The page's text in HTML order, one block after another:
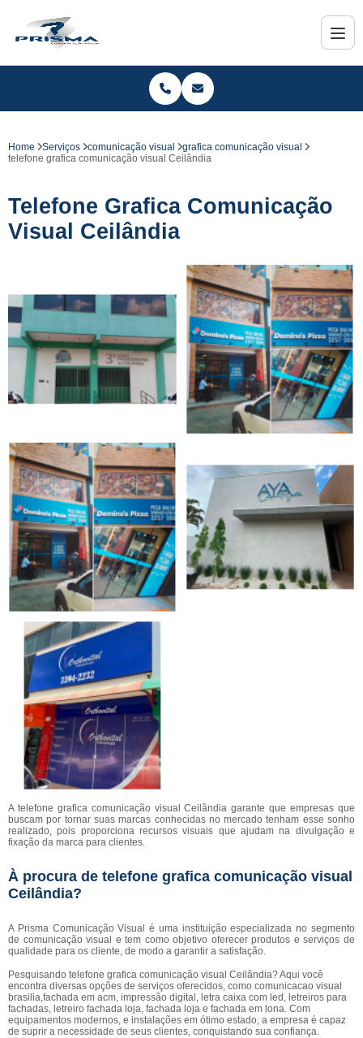
Home Serviços comunicação visual
grafica comunicação visual
telefone grafica comunicação visual Ceilândia
Telefone Grafica Comunicação
Visual Ceilândia
A telefone grafica comunicação visual Ceilândia garante que empresas que
buscam por tornar suas marcas conhecidas no mercado tenham esse sonho
realizado, pois proporciona recursos visuais que ajudam na divulgação e
fixação da marca para clientes.
À procura de telefone grafica comunicação visual
Ceilândia?
A Prisma Comunicação Visual é uma instituição especializada no segmento
de comunicação visual e tem como objetivo oferecer produtos e serviços de
qualidade para os cliente, de modo a garantir a satisfação.
Pesquisando telefone grafica comunicação visual Ceilândia? Aqui você
encontra diversas opções de serviços oferecidos, como comunicacao visual
brasilia,fachada em acm, impressão digital, letra caixa com led, letreiros para
fachadas, letreiro fachada loja, fachada loja e fachada em lona. Com
equipamentos modernos, e instalações em ótimo estado, a empresa é capaz
de suprir a necessidade de seus clientes, conquistando sua confiança.